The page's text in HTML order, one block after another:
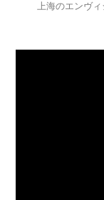
上海のエンヴ